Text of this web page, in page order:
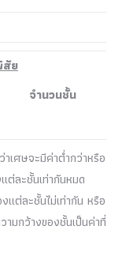
ย
น
าเศษจะมีค่าต่ำกว่าหรือ
ต่ละชั้นเท่ากันหมด
แต่ละชั้นไม่เท่ากัน หรือ
ามกว้างของชั้นเป็นค่าที่